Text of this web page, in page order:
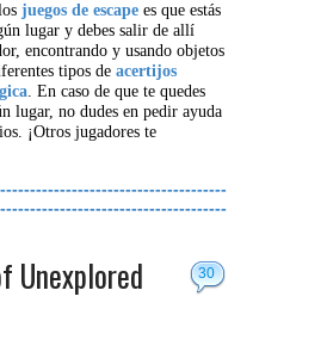
juegos de escape es que estás
lugar y debes salir de allí
encontrando y usando objetos
tipos de acertijos
. En caso de que te quedes
lugar, no dudes en pedir ayuda
¡Otros jugadores te
30
Unexplored